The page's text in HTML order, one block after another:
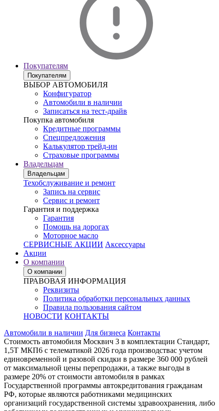
Покупателям
Покупателям
ВЫБОР АВТОМОБИЛЯ
Конфигуратор
Автомобили в наличии
Записаться на тест-драйв
Покупка автомобиля
Кредитные программы
Спецпредложения
Калькулятор трейд-ин
Страховые программы
Владельцам
Владельцам
Техобслуживание и ремонт
Запись на сервис
Сервис и ремонт
Гарантия и поддержка
Гарантия
Помощь на дорогах
Моторное масло
СЕРВИСНЫЕ АКЦИИ Аксессуары
Акции
О компании
О компании
ПРАВОВАЯ ИНФОРМАЦИЯ
Реквизиты
Политика обработки персональных данных
Правила пользования сайтом
НОВОСТИ КОНТАКТЫ
Автомобили в наличии Для бизнеса Контакты
Стоимость автомобиля Москвич 3 в комплектации Стандарт,
1,5Т МКП6 с телематикой 2026 года производствас учетом
единовременной и разовой скидки в размере 360 000 рублей
от максимальной цены перепродажи, а также выгоды в
размере 20% от стоимости автомобиля в рамках
Государственной программы автокредитования гражданам
РФ, которые являются работниками медицинских
организаций государственной системы здравоохранения, либо